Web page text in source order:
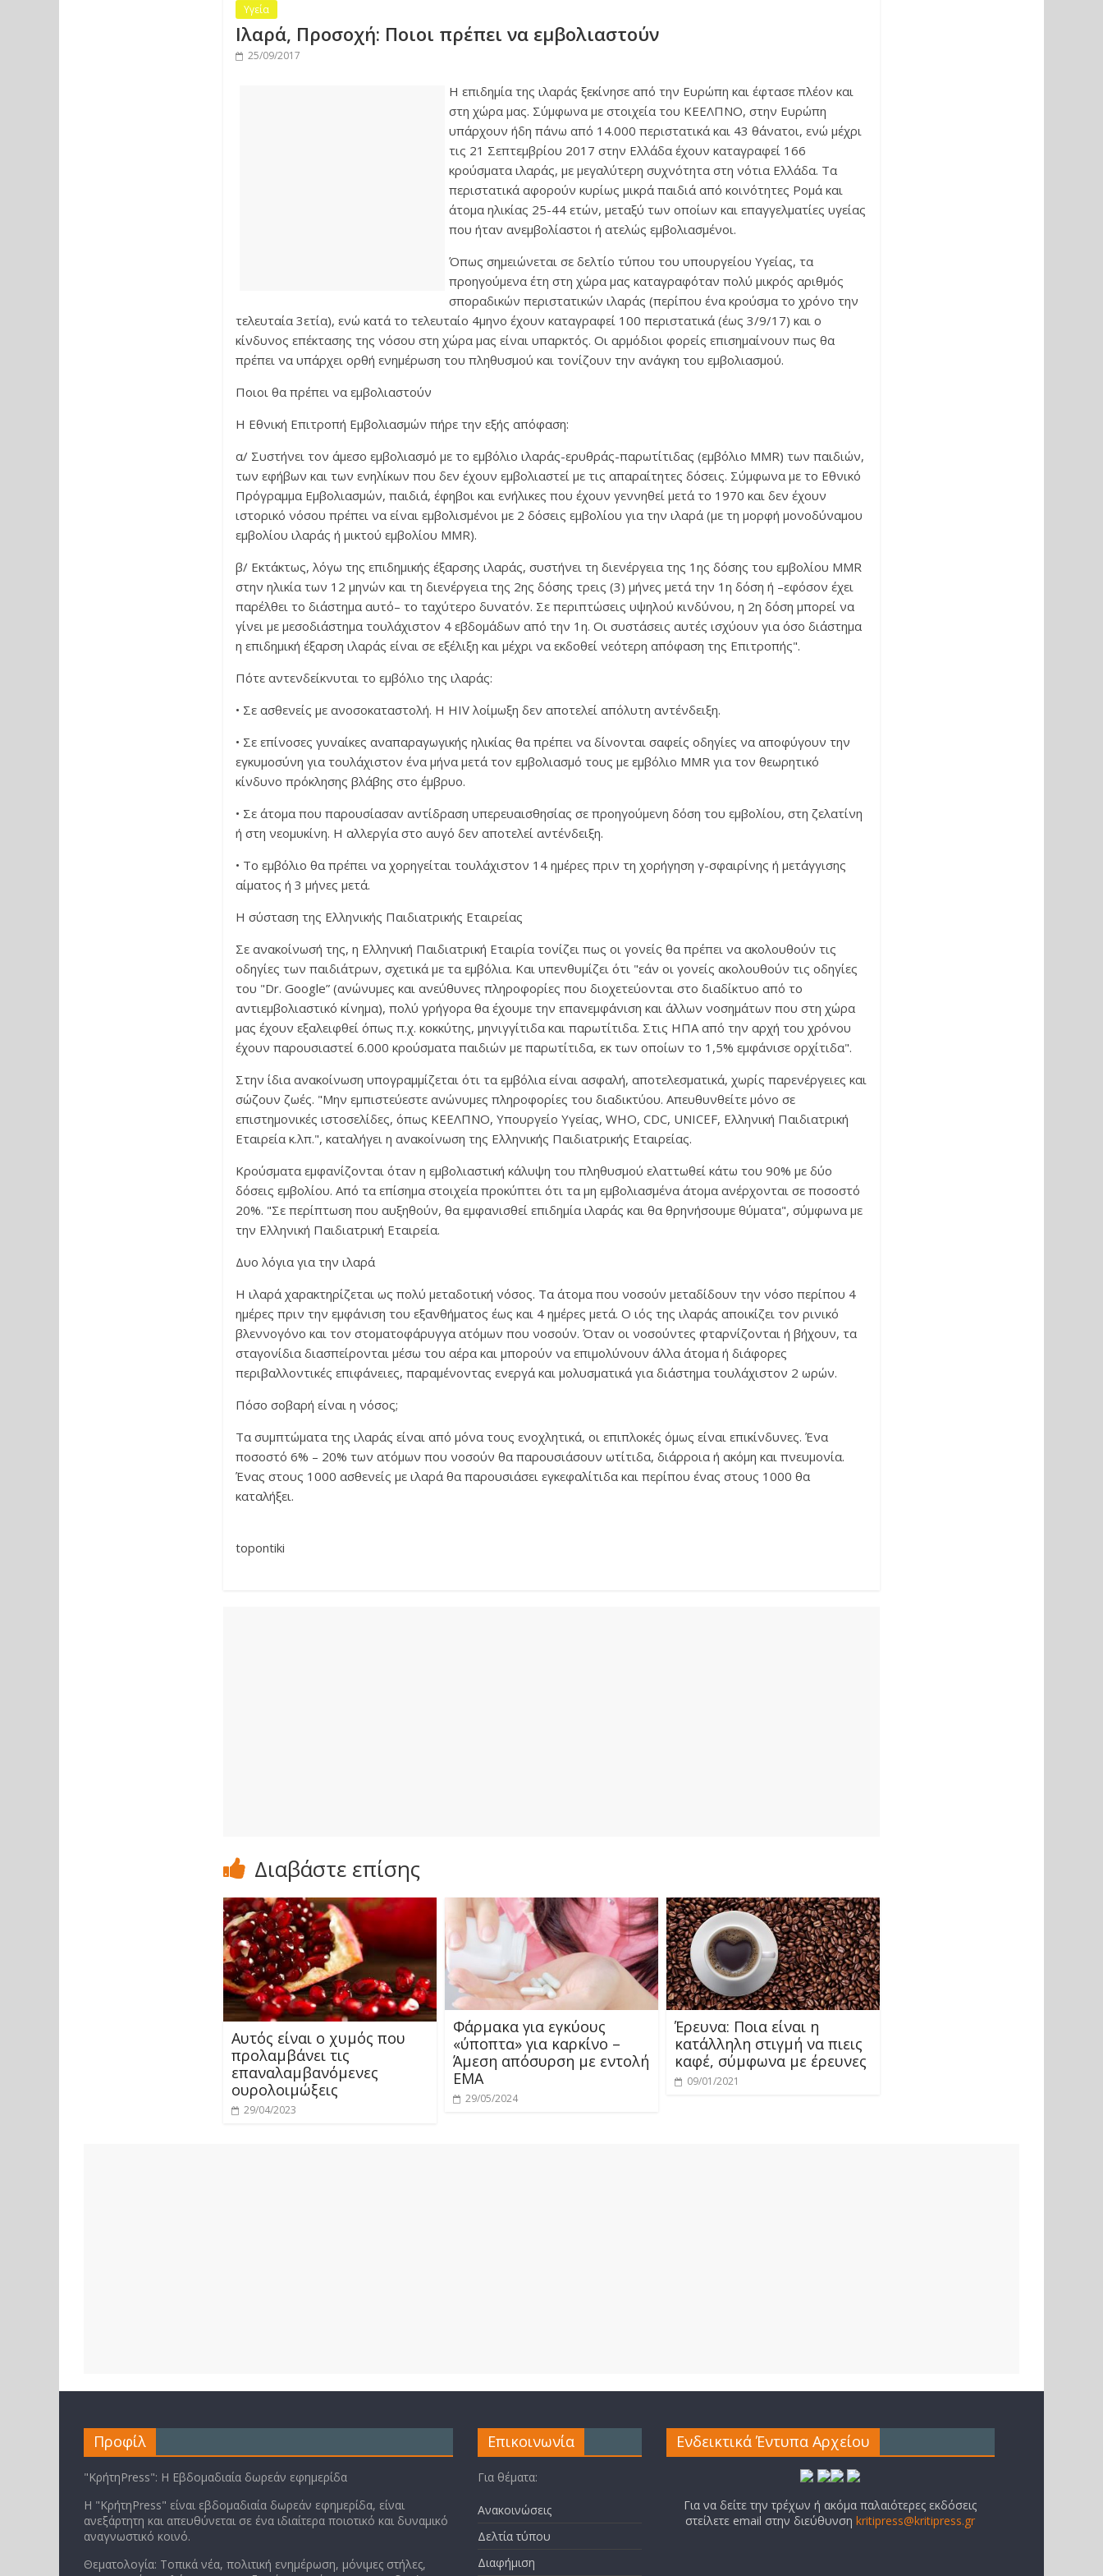
Υγεία
Ιλαρά, Προσοχή: Ποιοι πρέπει να εμβολιαστούν
25/09/2017
Η επιδημία της ιλαράς ξεκίνησε από την Ευρώπη και έφτασε πλέον και
στη χώρα μας. Σύμφωνα με στοιχεία του ΚΕΕΛΠΝΟ, στην Ευρώπη
υπάρχουν ήδη πάνω από 14.000 περιστατικά και 43 θάνατοι, ενώ μέχρι
τις 21 Σεπτεμβρίου 2017 στην Ελλάδα έχουν καταγραφεί 166
κρούσματα ιλαράς, με μεγαλύτερη συχνότητα στη νότια Ελλάδα. Τα
περιστατικά αφορούν κυρίως μικρά παιδιά από κοινότητες Ρομά και
άτομα ηλικίας 25-44 ετών, μεταξύ των οποίων και επαγγελματίες υγείας
που ήταν ανεμβολίαστοι ή ατελώς εμβολιασμένοι.
Όπως σημειώνεται σε δελτίο τύπου του υπουργείου Υγείας, τα
προηγούμενα έτη στη χώρα μας καταγραφόταν πολύ μικρός αριθμός
σποραδικών περιστατικών ιλαράς (περίπου ένα κρούσμα το χρόνο την
τελευταία 3ετία), ενώ κατά το τελευταίο 4μηνο έχουν καταγραφεί 100 περιστατικά (έως 3/9/17) και ο
κίνδυνος επέκτασης της νόσου στη χώρα μας είναι υπαρκτός. Οι αρμόδιοι φορείς επισημαίνουν πως θα
πρέπει να υπάρχει ορθή ενημέρωση του πληθυσμού και τονίζουν την ανάγκη του εμβολιασμού.
Ποιοι θα πρέπει να εμβολιαστούν
H Εθνική Επιτροπή Εμβολιασμών πήρε την εξής απόφαση:
α/ Συστήνει τον άμεσο εμβολιασμό με το εμβόλιο ιλαράς-ερυθράς-παρωτίτιδας (εμβόλιο MMR) των παιδιών,
των εφήβων και των ενηλίκων που δεν έχουν εμβολιαστεί με τις απαραίτητες δόσεις. Σύμφωνα με το Εθνικό
Πρόγραμμα Εμβολιασμών, παιδιά, έφηβοι και ενήλικες που έχουν γεννηθεί μετά το 1970 και δεν έχουν
ιστορικό νόσου πρέπει να είναι εμβολισμένοι με 2 δόσεις εμβολίου για την ιλαρά (με τη μορφή μονοδύναμου
εμβολίου ιλαράς ή μικτού εμβολίου MMR).
β/ Εκτάκτως, λόγω της επιδημικής έξαρσης ιλαράς, συστήνει τη διενέργεια της 1ης δόσης του εμβολίου MMR
στην ηλικία των 12 μηνών και τη διενέργεια της 2ης δόσης τρεις (3) μήνες μετά την 1η δόση ή –εφόσον έχει
παρέλθει το διάστημα αυτό– το ταχύτερο δυνατόν. Σε περιπτώσεις υψηλού κινδύνου, η 2η δόση μπορεί να
γίνει με μεσοδιάστημα τουλάχιστον 4 εβδομάδων από την 1η. Οι συστάσεις αυτές ισχύουν για όσο διάστημα
η επιδημική έξαρση ιλαράς είναι σε εξέλιξη και μέχρι να εκδοθεί νεότερη απόφαση της Επιτροπής".
Πότε αντενδείκνυται το εμβόλιο της ιλαράς:
• Σε ασθενείς με ανοσοκαταστολή. Η HIV λοίμωξη δεν αποτελεί απόλυτη αντένδειξη.
• Σε επίνοσες γυναίκες αναπαραγωγικής ηλικίας θα πρέπει να δίνονται σαφείς οδηγίες να αποφύγουν την
εγκυμοσύνη για τουλάχιστον ένα μήνα μετά τον εμβολιασμό τους με εμβόλιο MMR για τον θεωρητικό
κίνδυνο πρόκλησης βλάβης στο έμβρυο.
• Σε άτομα που παρουσίασαν αντίδραση υπερευαισθησίας σε προηγούμενη δόση του εμβολίου, στη ζελατίνη
ή στη νεομυκίνη. Η αλλεργία στο αυγό δεν αποτελεί αντένδειξη.
• Το εμβόλιο θα πρέπει να χορηγείται τουλάχιστον 14 ημέρες πριν τη χορήγηση γ-σφαιρίνης ή μετάγγισης
αίματος ή 3 μήνες μετά.
Η σύσταση της Ελληνικής Παιδιατρικής Εταιρείας
Σε ανακοίνωσή της, η Ελληνική Παιδιατρική Εταιρία τονίζει πως οι γονείς θα πρέπει να ακολουθούν τις
οδηγίες των παιδιάτρων, σχετικά με τα εμβόλια. Και υπενθυμίζει ότι "εάν οι γονείς ακολουθούν τις οδηγίες
του "Dr. Google” (ανώνυμες και ανεύθυνες πληροφορίες που διοχετεύονται στο διαδίκτυο από το
αντιεμβολιαστικό κίνημα), πολύ γρήγορα θα έχουμε την επανεμφάνιση και άλλων νοσημάτων που στη χώρα
μας έχουν εξαλειφθεί όπως π.χ. κοκκύτης, μηνιγγίτιδα και παρωτίτιδα. Στις ΗΠΑ από την αρχή του χρόνου
έχουν παρουσιαστεί 6.000 κρούσματα παιδιών με παρωτίτιδα, εκ των οποίων το 1,5% εμφάνισε ορχίτιδα".
Στην ίδια ανακοίνωση υπογραμμίζεται ότι τα εμβόλια είναι ασφαλή, αποτελεσματικά, χωρίς παρενέργειες και
σώζουν ζωές. "Μην εμπιστεύεστε ανώνυμες πληροφορίες του διαδικτύου. Απευθυνθείτε μόνο σε
επιστημονικές ιστοσελίδες, όπως ΚΕΕΛΠΝΟ, Υπουργείο Υγείας, WHO, CDC, UNICEF, Ελληνική Παιδιατρική
Εταιρεία κ.λπ.", καταλήγει η ανακοίνωση της Ελληνικής Παιδιατρικής Εταιρείας.
Κρούσματα εμφανίζονται όταν η εμβολιαστική κάλυψη του πληθυσμού ελαττωθεί κάτω του 90% με δύο
δόσεις εμβολίου. Από τα επίσημα στοιχεία προκύπτει ότι τα μη εμβολιασμένα άτομα ανέρχονται σε ποσοστό
20%. "Σε περίπτωση που αυξηθούν, θα εμφανισθεί επιδημία ιλαράς και θα θρηνήσουμε θύματα", σύμφωνα με
την Ελληνική Παιδιατρική Εταιρεία.
Δυο λόγια για την ιλαρά
Η ιλαρά χαρακτηρίζεται ως πολύ μεταδοτική νόσος. Τα άτομα που νοσούν μεταδίδουν την νόσο περίπου 4
ημέρες πριν την εμφάνιση του εξανθήματος έως και 4 ημέρες μετά. Ο ιός της ιλαράς αποικίζει τον ρινικό
βλεννογόνο και τον στοματοφάρυγγα ατόμων που νοσούν. Όταν οι νοσούντες φταρνίζονται ή βήχουν, τα
σταγονίδια διασπείρονται μέσω του αέρα και μπορούν να επιμολύνουν άλλα άτομα ή διάφορες
περιβαλλοντικές επιφάνειες, παραμένοντας ενεργά και μολυσματικά για διάστημα τουλάχιστον 2 ωρών.
Πόσο σοβαρή είναι η νόσος;
Τα συμπτώματα της ιλαράς είναι από μόνα τους ενοχλητικά, οι επιπλοκές όμως είναι επικίνδυνες. Ένα
ποσοστό 6% – 20% των ατόμων που νοσούν θα παρουσιάσουν ωτίτιδα, διάρροια ή ακόμη και πνευμονία.
Ένας στους 1000 ασθενείς με ιλαρά θα παρουσιάσει εγκεφαλίτιδα και περίπου ένας στους 1000 θα
καταλήξει.
topontiki
Διαβάστε επίσης
Αυτός είναι ο χυμός που
προλαμβάνει τις
επαναλαμβανόμενες
ουρολοιμώξεις
29/04/2023
Φάρμακα για εγκύους
«ύποπτα» για καρκίνο –
Άμεση απόσυρση με εντολή
ΕΜΑ
29/05/2024
Έρευνα: Ποια είναι η
κατάλληλη στιγμή να πιεις
καφέ, σύμφωνα με έρευνες
09/01/2021
Προφίλ
"ΚρήτηPress": Η Εβδομαδιαία δωρεάν εφημερίδα
Η "ΚρήτηPress" είναι εβδομαδιαία δωρεάν εφημερίδα, είναι
ανεξάρτητη και απευθύνεται σε ένα ιδιαίτερα ποιοτικό και δυναμικό
αναγνωστικό κοινό.
Θεματολογία: Τοπικά νέα, πολιτική ενημέρωση, μόνιμες στήλες,
Επικοινωνία
Για θέματα:
Ανακοινώσεις
Δελτία τύπου
Διαφήμιση
Ενδεικτικά Έντυπα Αρχείου
Για να δείτε την τρέχων ή ακόμα παλαιότερες εκδόσεις
στείλετε email στην διεύθυνσηkritipress@kritipress.gr